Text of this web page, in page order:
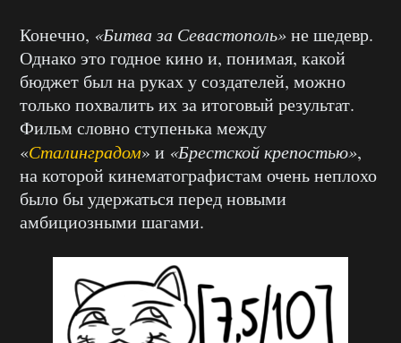
Конечно, «Битва за Севастополь»не шедевр.
Однако это годное кино и, понимая, какой
бюджет был на руках у создателей, можно
только похвалить их за итоговый результат.
Фильм словно ступенька между
«Сталинградом» и «Брестской крепостью»,
на которой кинематографистам очень неплохо
было бы удержаться перед новыми
амбициозными шагами.